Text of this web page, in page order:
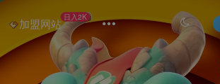
加盟网站 日入2K